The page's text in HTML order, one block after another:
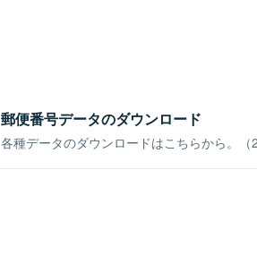
郵便番号データのダウンロード
各種データのダウンロードはこちらから。（